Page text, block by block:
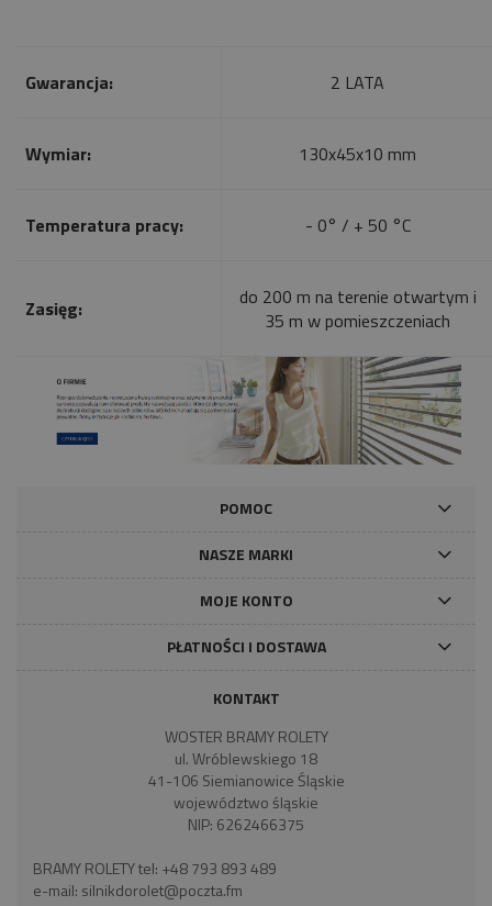
Gwarancja: 2 LATA
Wymiar: 130x45x10 mm
Temperatura pracy: - 0° / + 50 °C
Zasięg:
do 200 m na terenie otwartym i
35 m w pomieszczeniach
POMOC
NASZE MARKI
MOJE KONTO
PŁATNOŚCI I DOSTAWA
KONTAKT
WOSTER BRAMY ROLETY
ul. Wróblewskiego 18
41-106 Siemianowice Śląskie
województwo śląskie
NIP: 6262466375
BRAMY ROLETY tel: +48 793 893 489
e-mail: silnikdorolet@poczta.fm